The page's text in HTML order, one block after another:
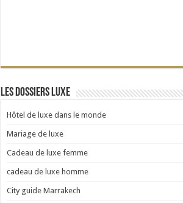
Les dossiers Luxe
Hôtel de luxe dans le monde
Mariage de luxe
Cadeau de luxe femme
cadeau de luxe homme
City guide Marrakech